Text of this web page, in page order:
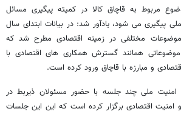
مربوط به قاچاق کالا در کمیته پیگیری مسائل
پیگیری می شود، یادآور شد: در بیانات ابتدای سال
موضوعات مختلفی در زمینه اقتصادی مطرح شد که
همانند گسترش همکاری های اقتصادی با
و مبارزه با قاچاق ورود کرده است.
ملی چند جلسه با حضور مسئولان ذیربط در
امنیت اقتصادی برگزار کرده است که این این جلسات